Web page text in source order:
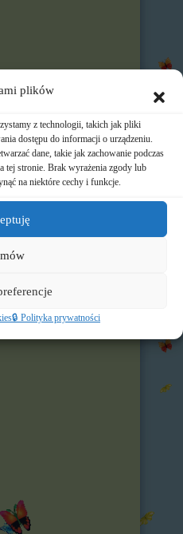
plików
z technologii, takich jak pliki
dostępu do informacji o urządzeniu.
dane, takie jak zachowanie podczas
tej stronie. Brak wyrażenia zgody lub
na niektóre cechy i funkcje.
🔒 Polityka prywatności